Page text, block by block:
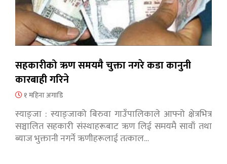
सहकारीको ऋण समयमै चुक्ता नगरे कडा कानुनी
कारबाही गरिने
१ महिना अगाडि
स्याङ्जा : स्याङ्जाको बिरुवा गाउँपालिकाले आफ्नो क्षेत्रभित्र
सञ्चालित सहकारी संस्थाहरूबाट ऋण लिई समयमै सावाँ तथा
ब्याज भुक्तानी नगर्ने ऋणीहरूलाई तत्काल…